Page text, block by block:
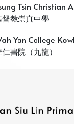
Tsin Christian
督教崇真中學
Yan College,
書院（九龍）